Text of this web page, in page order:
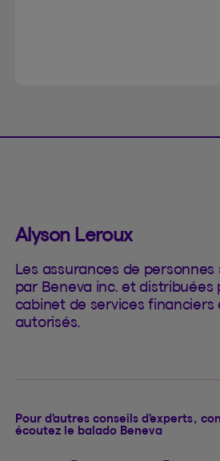
Alyson Leroux
Les assurances de
par Beneva inc. et distribuées
cabinet de services financiers
autorisés.
Pour d’autres conseils d’experts,
écoutez le balado Beneva